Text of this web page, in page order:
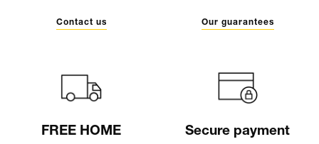
Contact us Our guarantees
FREE HOME
Secure payment